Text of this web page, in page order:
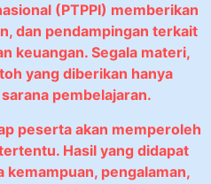
(PTPPI) memberikan
dan pendampingan terkait
keuangan. Segala materi,
yang diberikan hanya
pembelajaran.
peserta akan memperoleh
Hasil yang didapat
pengalaman,